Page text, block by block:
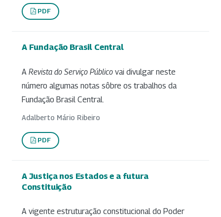
PDF
A Fundação Brasil Central
A Revista do Serviço Público vai divulgar neste
número algumas notas sôbre os trabalhos da
Fundação Brasil Central.
Adalberto Mário Ribeiro
PDF
A Justiça nos Estados e a futura
Constituição
A vigente estruturação constitucional do Poder